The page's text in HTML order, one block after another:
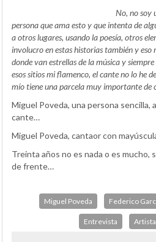
No, no soy
persona que ama esto y que intenta de
a otros lugares, usando la poesía, otros
involucro en estas historias también y eso
donde van estrellas de la música y
esos sitios mi flamenco, el cante no lo he
mío tiene una parcela muy importante de
Miguel Poveda, una persona sencilla,
cante…
Miguel Poveda, cantaor con
Treinta años no es nada o es mucho,
de frente…
Miguel Poveda Federico
Entrevista Artista